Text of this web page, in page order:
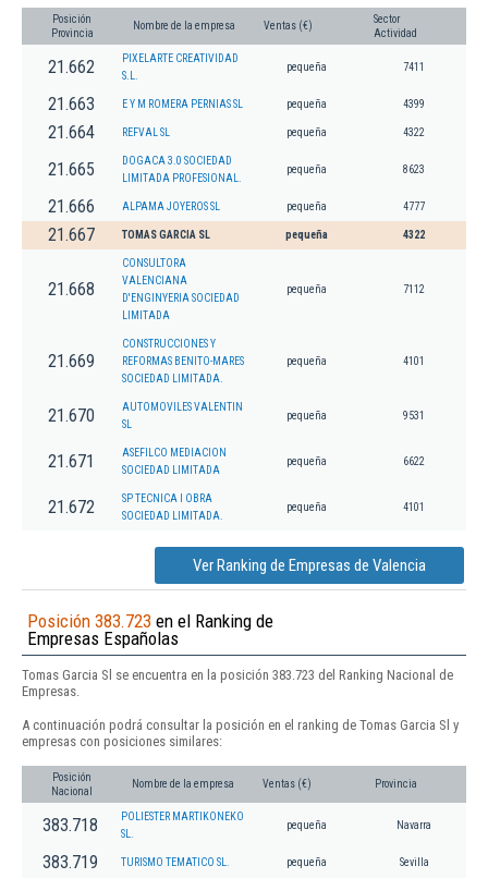
Posición
Provincia
Nombre de la empresa Ventas (€)
Sector
Actividad
21.662
PIXELARTE CREATIVIDAD
S.L.
pequeña 7411
21.663 E Y M ROMERA PERNIAS SL pequeña 4399
21.664 REFVAL SL pequeña 4322
21.665
DOGACA 3.0 SOCIEDAD
LIMITADA PROFESIONAL.
pequeña 8623
21.666 ALPAMA JOYEROS SL pequeña 4777
21.667 TOMAS GARCIA SL pequeña 4322
21.668
CONSULTORA
VALENCIANA
D'ENGINYERIA SOCIEDAD
LIMITADA
pequeña 7112
21.669
CONSTRUCCIONES Y
REFORMAS BENITO-MARES
SOCIEDAD LIMITADA.
pequeña 4101
21.670
AUTOMOVILES VALENTIN
SL
pequeña 9531
21.671
ASEFILCO MEDIACION
SOCIEDAD LIMITADA
pequeña 6622
21.672
SP TECNICA I OBRA
SOCIEDAD LIMITADA.
pequeña 4101
Ver Ranking de Empresas de Valencia
Posición 383.723 en el Ranking de
Empresas Españolas
Tomas Garcia Sl se encuentra en la posición 383.723 del Ranking Nacional de
Empresas.
A continuación podrá consultar la posición en el ranking de Tomas Garcia Sl y
empresas con posiciones similares:
Posición
Nacional
Nombre de la empresa Ventas (€) Provincia
383.718
POLIESTER MARTIKONEKO
SL.
pequeña Navarra
383.719 TURISMO TEMATICO SL. pequeña Sevilla